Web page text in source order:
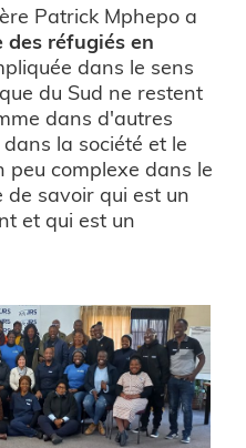
Patrick Mphepo a
réfugiés en
dans le sens
du Sud ne restent
dans d'autres
la société et le
peu complexe dans le
de savoir qui est un
et qui est un